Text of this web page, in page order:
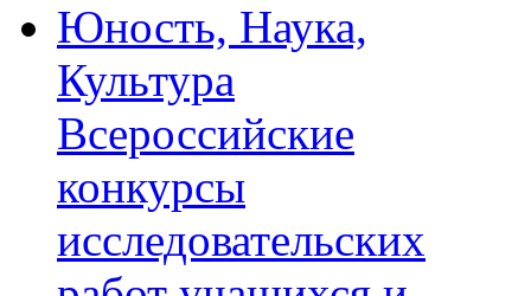
Юность, Наука,
Культура
Всероссийские
конкурсы
исследовательских